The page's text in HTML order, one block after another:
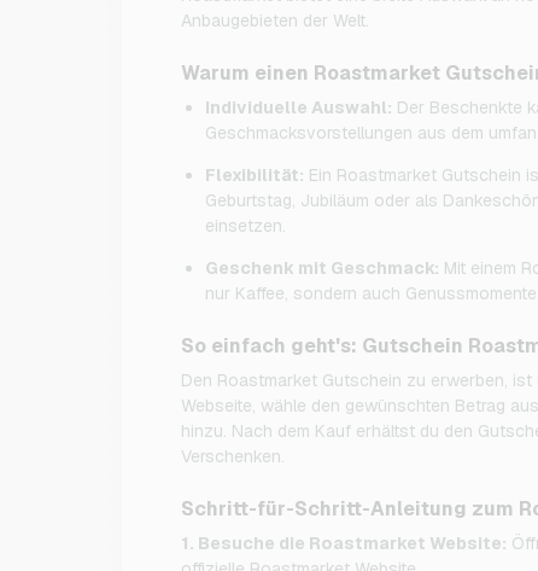
Anbaugebieten der Welt.
Warum einen Roastmarket
Individuelle Auswahl: Der Beschenkte
Geschmacksvorstellungen aus dem
Flexibilität: Ein Roastmarket Gutschein
Geburtstag, Jubiläum oder als
einsetzen.
Geschenk mit Geschmack: Mit einem
nur Kaffee, sondern auch
So einfach geht's: Gutschein
Den Roastmarket Gutschein zu erwerben,
Webseite, wähle den gewünschten Betrag
hinzu. Nach dem Kauf erhältst du den
Verschenken.
Schritt-für-Schritt-Anleitung zum
1. Besuche die Roastmarket Website: